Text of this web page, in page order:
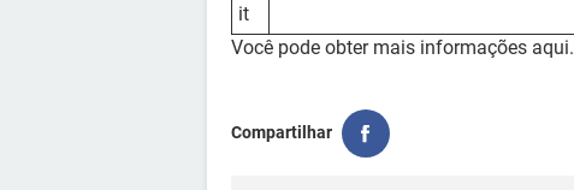
it
Você pode obter mais informações aqui.
Compartilhar